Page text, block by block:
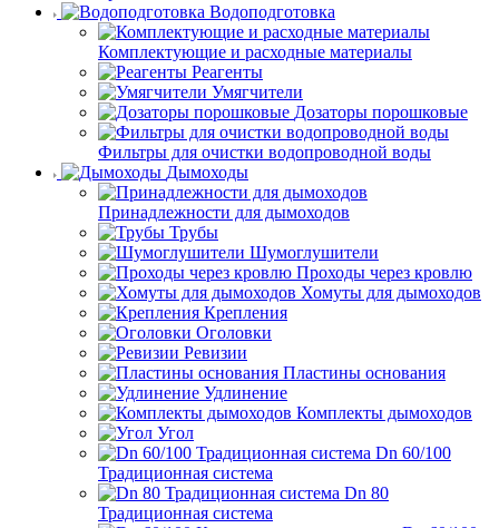
Водоподготовка
Комплектующие и расходные материалы
Реагенты
Умягчители
Дозаторы порошковые
Фильтры для очистки водопроводной воды
Дымоходы
Принадлежности для дымоходов
Трубы
Шумоглушители
Проходы через кровлю
Хомуты для дымоходов
Крепления
Оголовки
Ревизии
Пластины основания
Удлинение
Комплекты дымоходов
Угол
Dn 60/100
Традиционная система
Dn 80
Традиционная система